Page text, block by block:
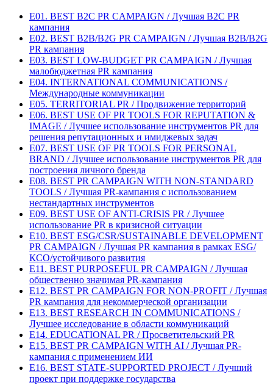
E01. BEST B2C PR CAMPAIGN / Лучшая B2C PR
кампания
E02. BEST B2B/B2G PR CAMPAIGN / Лучшая B2B/B2G
PR кампания
E03. BEST LOW-BUDGET PR CAMPAIGN / Лучшая
малобюджетная PR кампания
E04. INTERNATIONAL COMMUNICATIONS /
Международные коммуникации
E05. TERRITORIAL PR / Продвижение территорий
E06. BEST USE OF PR TOOLS FOR REPUTATION &
IMAGE / Лучшее использование инструментов PR для
решения репутационных и имиджевых задач
E07. BEST USE OF PR TOOLS FOR PERSONAL
BRAND / Лучшее использование инструментов PR для
построения личного бренда
E08. BEST PR CAMPAIGN WITH NON-STANDARD
TOOLS / Лучшая PR-кампания с использованием
нестандартных инструментов
E09. BEST USE OF ANTI-CRISIS PR / Лучшее
использование PR в кризисной ситуации
E10. BEST ESG/CSR/SUSTAINABLE DEVELOPMENT
PR CAMPAIGN / Лучшая PR кампания в рамках ESG/
КСО/устойчивого развития
E11. BEST PURPOSEFUL PR CAMPAIGN / Лучшая
общественно значимая PR-кампания
E12. BEST PR CAMPAIGN FOR NON-PROFIT / Лучшая
PR кампания для некоммерческой организации
E13. BEST RESEARCH IN COMMUNICATIONS /
Лучшее исследование в области коммуникаций
E14. EDUCATIONAL PR / Просветительский PR
E15. BEST PR CAMPAIGN WITH AI / Лучшая PR-
кампания с применением ИИ
E16. BEST STATE-SUPPORTED PROJECT / Лучший
проект при поддержке государства